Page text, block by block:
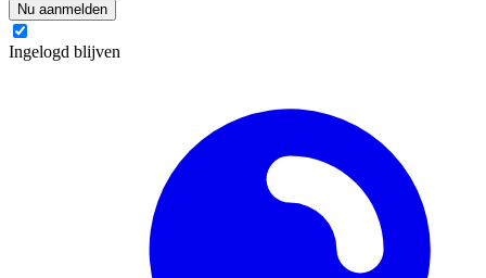
Nu aanmelden
Ingelogd blijven